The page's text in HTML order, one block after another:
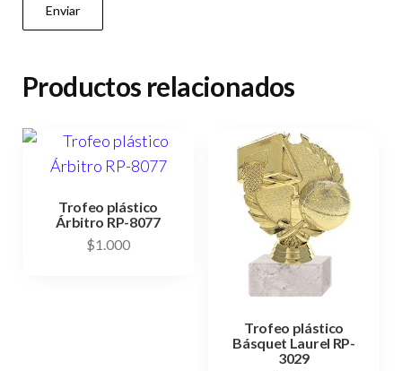
Productos relacionados
Trofeo plástico
Árbitro RP-8077
$1.000
Trofeo plástico
Básquet Laurel RP-
3029